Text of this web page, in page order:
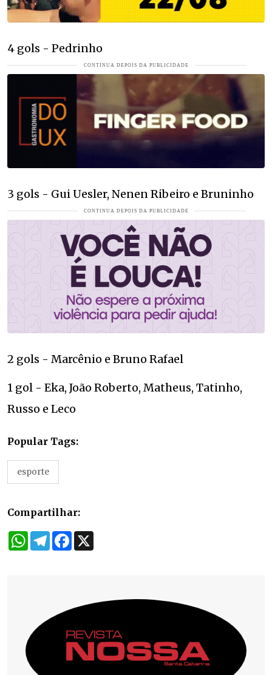
4 gols - Pedrinho
3 gols - Gui Uesler, Nenen Ribeiro e Bruninho
2 gols - Marcênio e Bruno Rafael
1 gol - Eka, João Roberto, Matheus, Tatinho,
Russo e Leco
Popular Tags:
esporte
Compartilhar:
WhatsApp
TelegramFacebook